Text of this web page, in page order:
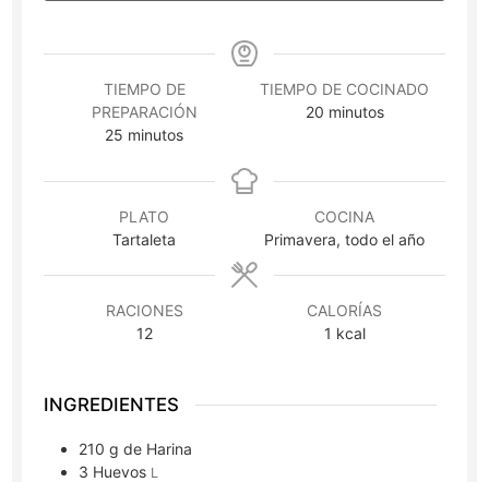
TIEMPO DE
PREPARACIÓN
25 minutos
minutos
TIEMPO DE COCINADO
20minutos
minutos
PLATO
Tartaleta
COCINA
Primavera, todo el año
RACIONES
12
CALORÍAS
1 kcal
INGREDIENTES
210 g de Harina
3 Huevos L